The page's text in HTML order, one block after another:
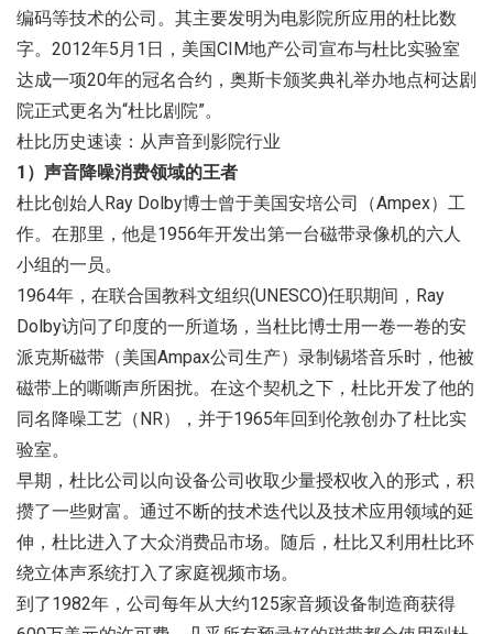
编码等技术的公司。其主要发明为电影院所应用的杜比数
字。2012年5月1日，美国CIM地产公司宣布与杜比实验室
达成一项20年的冠名合约，奥斯卡颁奖典礼举办地点柯达剧
院正式更名为“杜比剧院”。
杜比历史速读：从声音到影院行业
1）声音降噪消费领域的王者
杜比创始人Ray Dolby博士曾于美国安培公司（Ampex）工
作。在那里，他是1956年开发出第一台磁带录像机的六人
小组的一员。
1964年，在联合国教科文组织(UNESCO)任职期间，Ray
Dolby访问了印度的一所道场，当杜比博士用一卷一卷的安
派克斯磁带（美国Ampax公司生产）录制锡塔音乐时，他被
磁带上的嘶嘶声所困扰。在这个契机之下，杜比开发了他的
同名降噪工艺（NR），并于1965年回到伦敦创办了杜比实
验室。
早期，杜比公司以向设备公司收取少量授权收入的形式，积
攒了一些财富。通过不断的技术迭代以及技术应用领域的延
伸，杜比进入了大众消费品市场。随后，杜比又利用杜比环
绕立体声系统打入了家庭视频市场。
到了1982年，公司每年从大约125家音频设备制造商获得